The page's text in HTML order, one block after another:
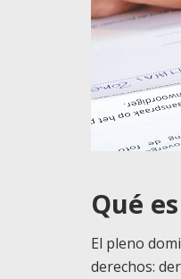
Qué
El pleno
derechos: